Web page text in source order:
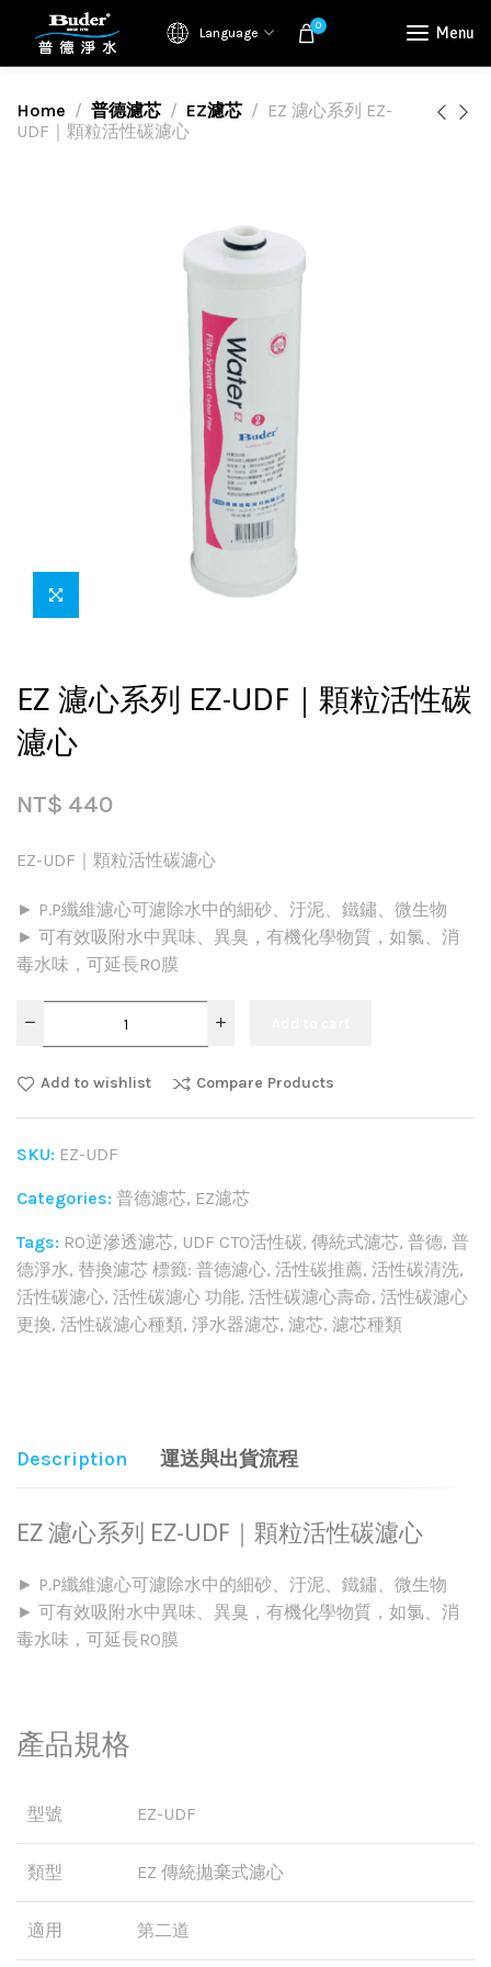
Language 0 Menu
Home 普德濾芯 EZ濾芯
EZ 濾心系列 EZ-
UDF｜顆粒活性碳濾心
EZ 濾心系列 EZ-UDF｜顆粒活性碳
濾心
NT$ 440
EZ-UDF｜顆粒活性碳濾心
► P.P纖維濾心可濾除水中的細砂、汙泥、鐵鏽、微生物
► 可有效吸附水中異味、異臭，有機化學物質，如氯、消
毒水味，可延長RO膜
Add to wishlist Compare Products
SKU: EZ-UDF
Categories: 普德濾芯, EZ濾芯
Tags: RO逆滲透濾芯, UDF CTO活性碳, 傳統式濾芯, 普德, 普
德淨水, 替換濾芯 標籤: 普德濾心, 活性碳推薦, 活性碳清洗,
活性碳濾心, 活性碳濾心 功能, 活性碳濾心壽命, 活性碳濾心
更換, 活性碳濾心種類, 淨水器濾芯, 濾芯, 濾芯種類
Description 運送與出貨流程
EZ 濾心系列 EZ-UDF｜顆粒活性碳濾心
► P.P纖維濾心可濾除水中的細砂、汙泥、鐵鏽、微生物
► 可有效吸附水中異味、異臭，有機化學物質，如氯、消
毒水味，可延長RO膜
產品規格
型號 EZ-UDF
類型 EZ 傳統拋棄式濾心
適用 第二道